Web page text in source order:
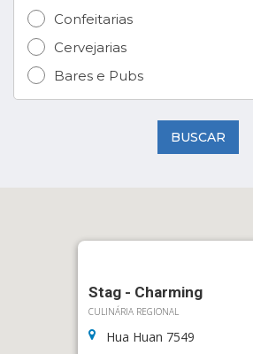
Confeitarias
Cervejarias
Bares e Pubs
BUSCAR
Stag - Charming
CULINÁRIA REGIONAL
Hua Huan 7549